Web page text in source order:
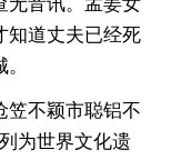
知道丈夫已经死
不颖市聪铝不
为世界文化遗